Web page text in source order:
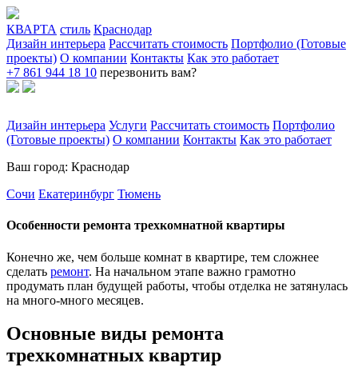
КВАРТА стиль Краснодар
Дизайн интерьера Рассчитать стоимость Портфолио (Готовые
проекты) О компании Контакты Как это работает
+7 861 944 18 10 перезвонить вам?
Дизайн интерьера Услуги Рассчитать стоимость Портфолио
(Готовые проекты) О компании Контакты Как это работает
Ваш город: Краснодар
Сочи Екатеринбург Тюмень
Особенности ремонта трехкомнатной квартиры
Конечно же, чем больше комнат в квартире, тем сложнее
сделать ремонт. На начальном этапе важно грамотно
продумать план будущей работы, чтобы отделка не затянулась
на много-много месяцев.
Основные виды ремонта
трехкомнатных квартир